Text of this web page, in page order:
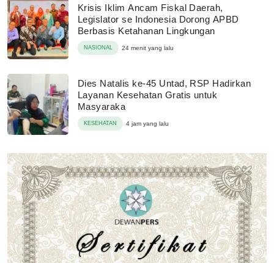
Krisis Iklim Ancam Fiskal Daerah,
Legislator se Indonesia Dorong APBD
Berbasis Ketahanan Lingkungan
NASIONAL 24 menit yang lalu
Dies Natalis ke-45 Untad, RSP Hadirkan
Layanan Kesehatan Gratis untuk
Masyaraka
KESEHATAN 4 jam yang lalu